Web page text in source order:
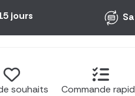
jours
souhaits Commande